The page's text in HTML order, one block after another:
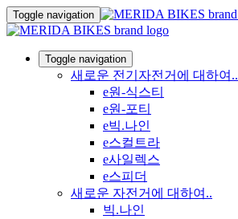
Toggle navigation
Toggle navigation
새로운 전기자전거에 대하여..
e원-식스티
e원-포티
e빅.나인
e스컬트라
e사일렉스
e스피더
새로운 자전거에 대하여..
빅.나인